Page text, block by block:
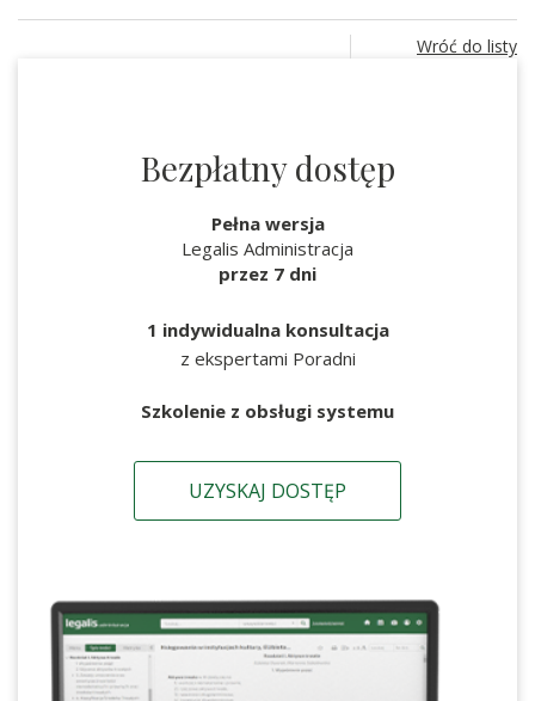
Wróć do listy
Bezpłatny dostęp
Pełna wersja
Legalis Administracja
przez 7 dni
1 indywidualna konsultacja
z ekspertami Poradni
Szkolenie z obsługi systemu
UZYSKAJ DOSTĘP